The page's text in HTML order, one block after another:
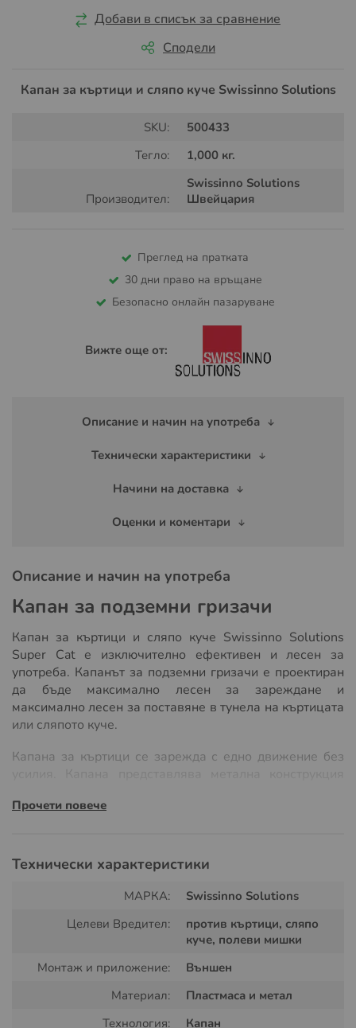
Добави в списък за сравнение
Сподели
Капан за къртици и сляпо куче Swissinno Solutions
SKU:
500433
Тегло:
1,000 кг.
Производител:
Swissinno Solutions
Швейцария
Преглед на пратката
30 дни право на връщане
Безопасно онлайн пазаруване
Вижте още от:
Описание и начин на употреба
Технически характеристики
Начини на доставка
Оценки и коментари
Описание и начин на употреба
Капан за подземни гризачи
Капан за къртици и сляпо куче Swissinno Solutions
Super Cat е изключително ефективен и лесен за
употреба. Капанът за подземни гризачи е проектиран
да бъде максимално лесен за зареждане и
максимално лесен за поставяне в тунела на къртицата
или сляпото куче.
Капана за къртици се зарежда с едно движение без
подземни гризачи.
Начин на употреба на капана за
къртици и сляпо куче:
Прочети повече
Технически характеристики
МАРКА:
Swissinno Solutions
Целеви Вредител:
против къртици, сляпо
куче, полеви мишки
Монтаж и приложение:
Външен
Материал:
Пластмаса и метал
Технология:
Капан